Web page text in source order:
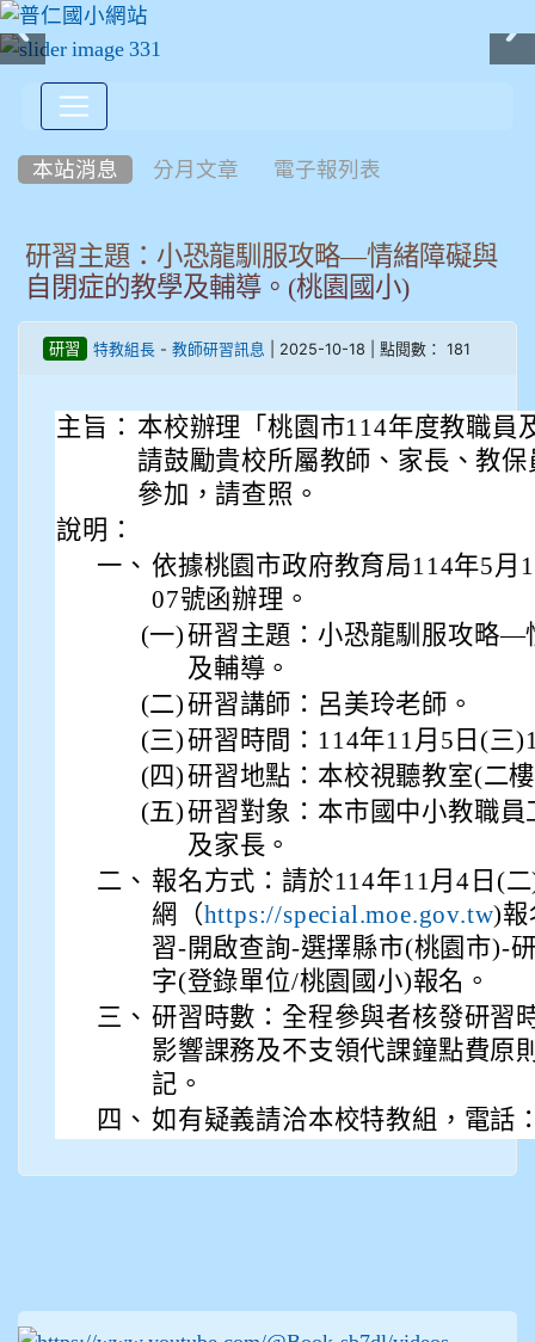
本站消息 分月文章 電子報列表
研習主題：小恐龍馴服攻略—情緒障礙與
自閉症的教學及輔導。(桃園國小)
研習 特教組長 - 教師研習訊息 | 2025-10-18 | 點閱數： 181
主旨： 本校辦理「桃園市114年度教職員
請鼓勵貴校所屬教師、家長、教
參加，請查照。
說明：
一、 依據桃園市政府教育局114年5月
07號函辦理。
(一)研習主題：小恐龍馴服攻略—
及輔導。
(二)研習講師：呂美玲老師。
(三)研習時間：114年11月5日(三
(四)研習地點：本校視聽教室(二
(五)研習對象：本市國中小教職
及家長。
二、 報名方式：請於114年11月4日(
網（https://special.moe.gov.tw)報
習-開啟查詢-選擇縣市(桃園市)-
字(登錄單位/桃園國小)報名。
三、 研習時數：全程參與者核發研習
影響課務及不支領代課鐘點費原
記。
四、 如有疑義請洽本校特教組，電話